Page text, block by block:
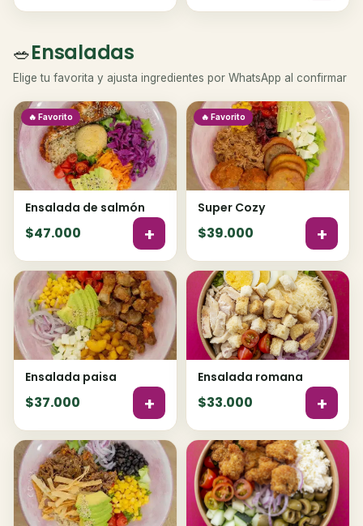
🥗Ensaladas
Elige tu favorita y ajusta ingredientes por WhatsApp al confirmar
🔥 Favorito
Ensalada de salmón
$47.000 +
🔥 Favorito
Super Cozy
$39.000 +
Ensalada paisa
$37.000 +
Ensalada romana
$33.000 +